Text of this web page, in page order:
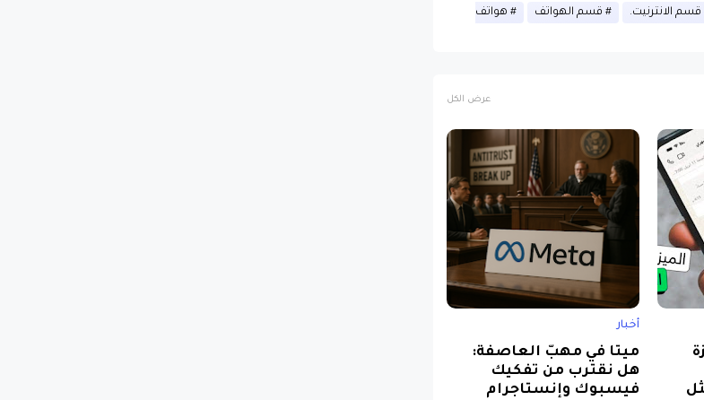
قسم الانترنيت. قسم الهواتف
هواتف
عرض الكل
ميزة
أخبار
ميتا في مهبّ العاصفة:
هل نقترب من تفكيك
فيسبوك وإنستاجرام